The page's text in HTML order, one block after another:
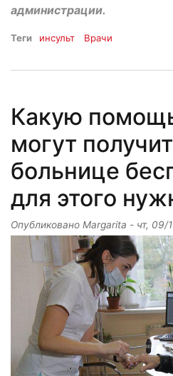
администрации.
Теги инсульт Врачи
Какую
могут
больнице
для этого
Опубликовано Margarita - чт, 09/